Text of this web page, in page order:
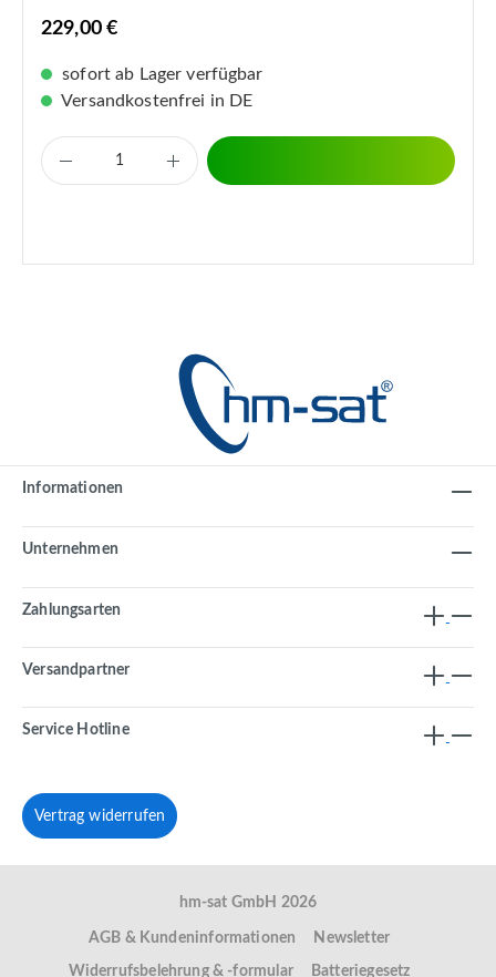
229,00 €
sofort ab Lager verfügbar
Versandkostenfrei in DE
Informationen
Unternehmen
Zahlungsarten
Versandpartner
Service Hotline
Vertrag widerrufen
hm-sat GmbH 2026
AGB & Kundeninformationen Newsletter
Widerrufsbelehrung & -formular Batteriegesetz